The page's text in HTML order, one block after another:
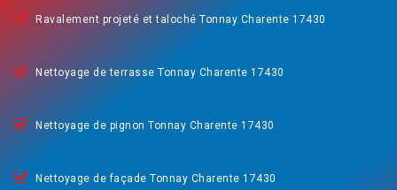
Ravalement projeté et taloché Tonnay Charente 17430
Nettoyage de terrasse Tonnay Charente 17430
Nettoyage de pignon Tonnay Charente 17430
Nettoyage de façade Tonnay Charente 17430